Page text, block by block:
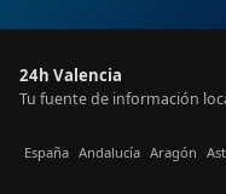
24h Valencia
Tu fuente de información
España Andalucía Aragón